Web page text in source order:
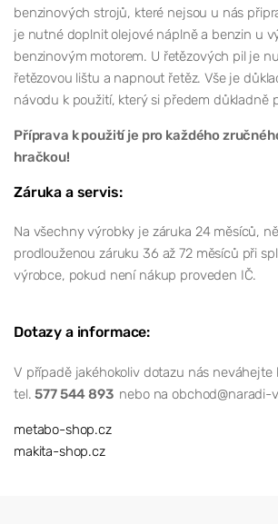
benzinových strojů, které nejsou u nás
je nutné doplnit olejové náplně a benzin u
benzinovým motorem. U řetězových pil je
řetězovou lištu a napnout řetěz. Vše je
návodu k použití, který si předem důkladně
Příprava k použití je pro každého
hračkou!
Záruka a servis:
Na všechny výrobky je záruka 24 měsíců,
prodlouženou záruku 36 až 72 měsíců při
výrobce, pokud není nákup proveden IČ.
Dotazy a informace:
V případě jakéhokoliv dotazu nás neváhejte
tel.577 544 893 nebo na obchod@naradi-
metabo-shop.cz
makita-shop.cz